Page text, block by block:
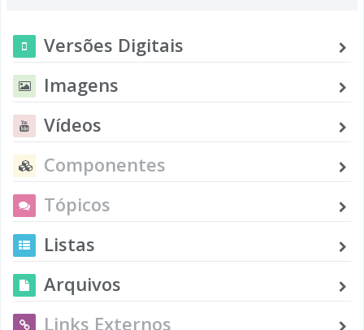
Versões Digitais
Imagens
Vídeos
Componentes
Tópicos
Listas
Arquivos
Links Externos